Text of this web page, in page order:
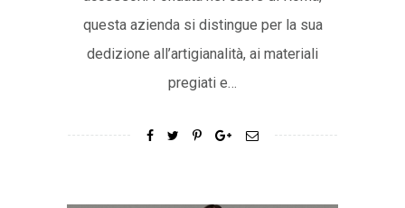
questa azienda si distingue per la sua
dedizione all’artigianalità, ai materiali
pregiati e…